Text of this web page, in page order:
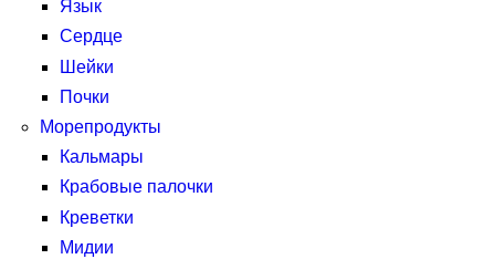
Язык
Сердце
Шейки
Почки
Морепродукты
Кальмары
Крабовые палочки
Креветки
Мидии